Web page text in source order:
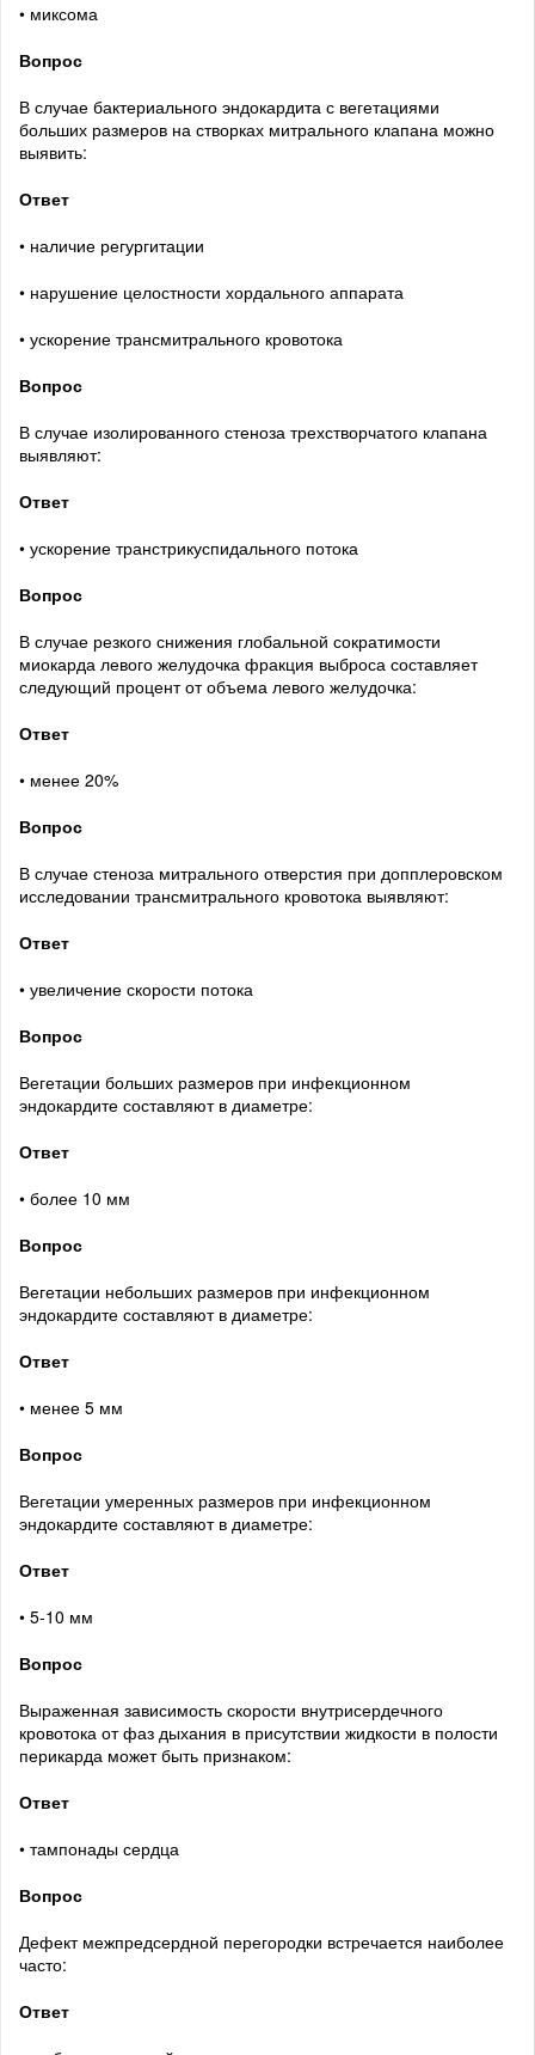
• миксома
Вопрос
В случае бактериального эндокардита с вегетациями
больших размеров на створках митрального клапана можно
выявить:
Ответ
• наличие регургитации
• нарушение целостности хордального аппарата
• ускорение трансмитрального кровотока
Вопрос
В случае изолированного стеноза трехстворчатого клапана
выявляют:
Ответ
• ускорение транстрикуспидального потока
Вопрос
В случае резкого снижения глобальной сократимости
миокарда левого желудочка фракция выброса составляет
следующий процент от объема левого желудочка:
Ответ
• менее 20%
Вопрос
В случае стеноза митрального отверстия при допплеровском
исследовании трансмитрального кровотока выявляют:
Ответ
• увеличение скорости потока
Вопрос
Вегетации больших размеров при инфекционном
эндокардите составляют в диаметре:
Ответ
• более 10 мм
Вопрос
Вегетации небольших размеров при инфекционном
эндокардите составляют в диаметре:
Ответ
• менее 5 мм
Вопрос
Вегетации умеренных размеров при инфекционном
эндокардите составляют в диаметре:
Ответ
• 5-10 мм
Вопрос
Выраженная зависимость скорости внутрисердечного
кровотока от фаз дыхания в присутствии жидкости в полости
перикарда может быть признаком:
Ответ
• тампонады сердца
Вопрос
Дефект межпредсердной перегородки встречается наиболее
часто:
Ответ